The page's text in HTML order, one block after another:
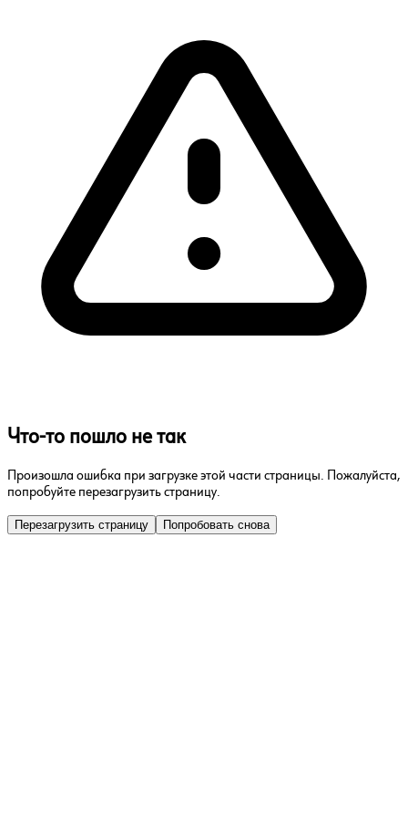
Что-то пошло не так
Произошла ошибка при загрузке этой части страницы. Пожалуйста,
попробуйте перезагрузить страницу.
Перезагрузить страницу Попробовать снова